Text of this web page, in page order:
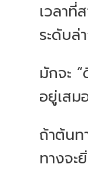
เวลาที่
ระดับล่
มักจะ “
อยู่เสม
ถ้าต้นท
ทางจะ